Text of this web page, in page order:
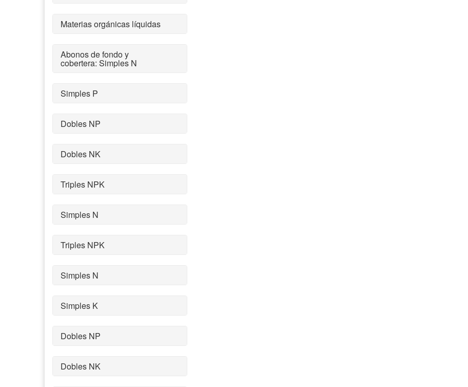
Materias orgánicas líquidas
Abonos de fondo y
cobertera: Simples N
Simples P
Dobles NP
Dobles NK
Triples NPK
Simples N
Triples NPK
Simples N
Simples K
Dobles NP
Dobles NK